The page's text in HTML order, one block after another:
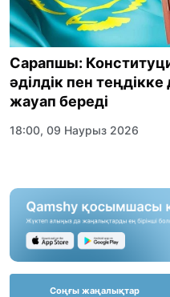
Сарапшы:
әділдік пен
жауап береді
18:00, 09 Наурыз 2026
Соңғы жаңалықтар